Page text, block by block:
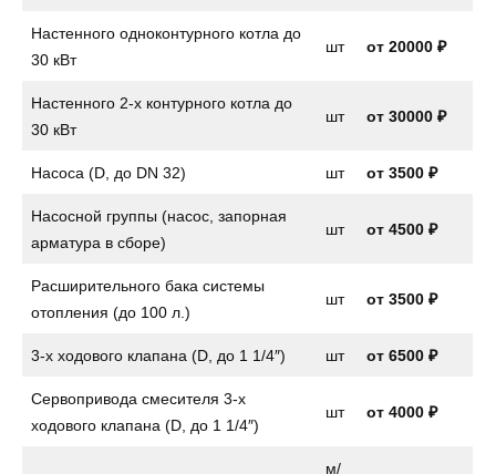
Настенного одноконтурного котла до
30 кВт
шт от 20000 ₽
Настенного 2-х контурного котла до
30 кВт
шт от 30000 ₽
Насоса (D, до DN 32) шт от 3500 ₽
Насосной группы (насос, запорная
арматура в сборе)
шт от 4500 ₽
Расширительного бака системы
отопления (до 100 л.)
шт от 3500 ₽
3-х ходового клапана (D, до 1 1/4″) шт от 6500 ₽
Сервопривода смесителя 3-х
ходового клапана (D, до 1 1/4″)
шт от 4000 ₽
м/